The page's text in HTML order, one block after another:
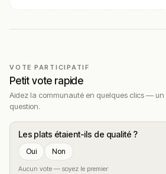
VOTE PARTICIPATIF
Petit vote rapide
Aidez la communauté en quelques clics — un
question.
Les plats étaient-ils de qualité ?
Oui Non
Aucun vote — soyez le premier